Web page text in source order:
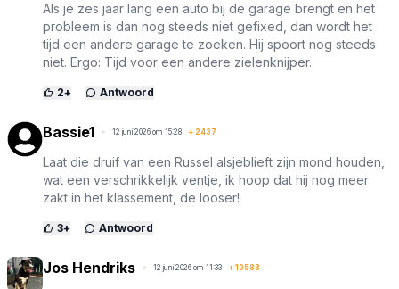
Als je zes jaar lang een auto bij de garage brengt en het
probleem is dan nog steeds niet gefixed, dan wordt het
tijd een andere garage te zoeken. Hij spoort nog steeds
niet. Ergo: Tijd voor een andere zielenknijper.
2+ Antwoord
Bassie1 12 juni 2026 om 15:28 + 2437
Laat die druif van een Russel alsjeblieft zijn mond houden,
wat een verschrikkelijk ventje, ik hoop dat hij nog meer
zakt in het klassement, de looser!
3+ Antwoord
Jos Hendriks 12 juni 2026 om 11:33 + 10588